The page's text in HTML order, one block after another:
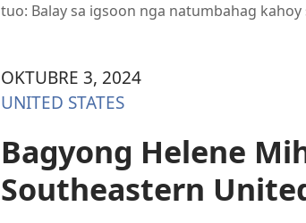
tuo: Balay sa igsoon nga natumbahag
OKTUBRE 3, 2024
UNITED STATES
Bagyong Helene
Southeastern